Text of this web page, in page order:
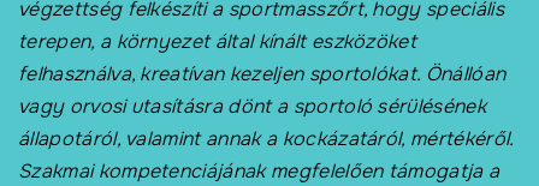
végzettség felkészíti a sportmasszőrt, hogy speciális
terepen, a környezet által kínált eszközöket
felhasználva, kreatívan kezeljen sportolókat. Önállóan
vagy orvosi utasításra dönt a sportoló sérülésének
állapotáról, valamint annak a kockázatáról, mértékéről.
Szakmai kompetenciájának megfelelően támogatja a